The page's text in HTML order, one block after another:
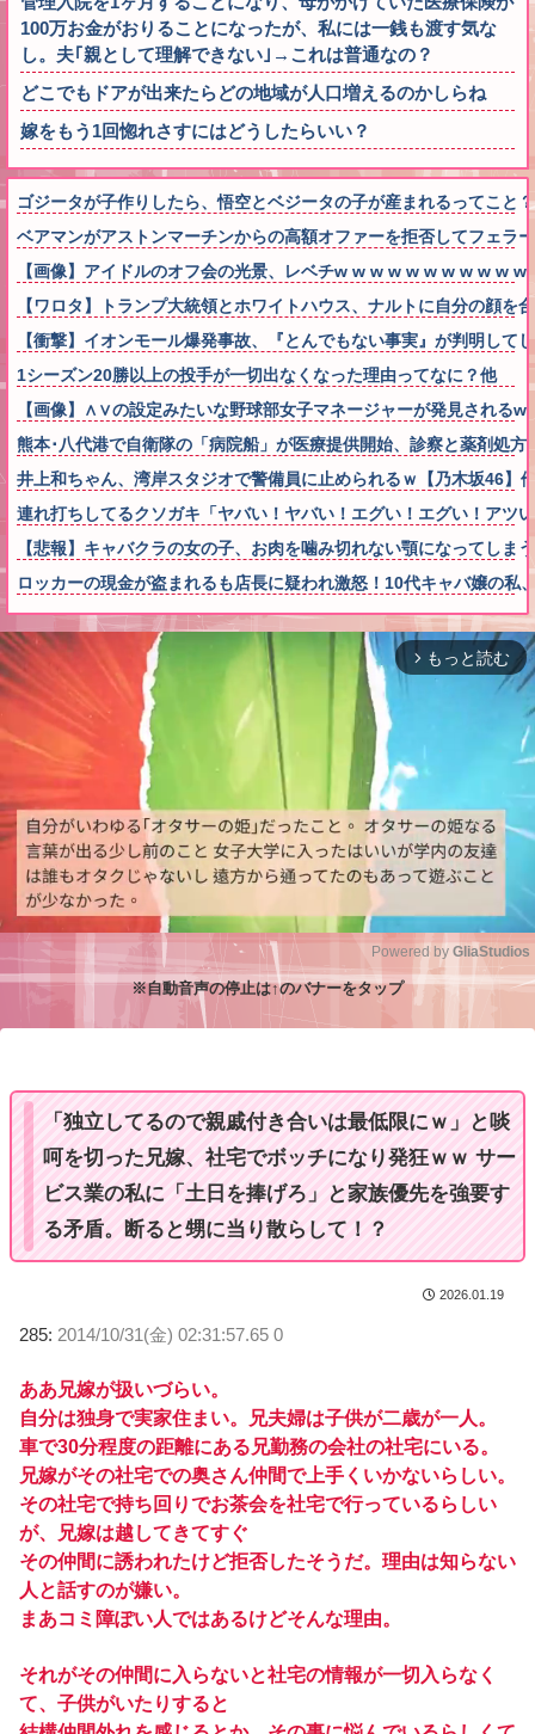
100万お金がおりることになったが、私には一銭も渡す気な
し。夫｢親として理解できない｣→これは普通なの？
どこでもドアが出来たらどの地域が人口増えるのかしらね
嫁をもう1回惚れさすにはどうしたらいい？
ゴジータが子作りしたら、悟空とベジータの子が産まれるってこと
ベアマンがアストンマーチンからの高額オファーを拒否してフェラ
【画像】アイドルのオフ会の光景、レベチw w w w w w w w w w w
【ワロタ】トランプ大統領とホワイトハウス、ナルトに自分の顔
【衝撃】イオンモール爆発事故、『とんでもない事実』が判明して
1シーズン20勝以上の投手が一切出なくなった理由ってなに？他
【画像】∧∨の設定みたいな野球部女子マネージャーが発見される
熊本･八代港で自衛隊の「病院船」が医療提供開始、診察と薬剤処
井上和ちゃん、湾岸スタジオで警備員に止められるｗ【乃木坂46】
連れ打ちしてるクソガキ「ヤバい！ヤバい！エグい！エグい！アツ
【悲報】キャバクラの女の子、お肉を噛み切れない顎になってしま
ロッカーの現金が盗まれるも店長に疑われ激怒！10代キャバ嬢の
arrow_forward_ios もっと読む
Powered by GliaStudios
※自動音声の停止は↑のバナーをタップ
「独立してるので親戚付き合いは最低限にｗ」と啖
呵を切った兄嫁、社宅でボッチになり発狂ｗｗ サー
ビス業の私に「土日を捧げろ」と家族優先を強要す
る矛盾。断ると甥に当り散らして！？
2026.01.19
285: 2014/10/31(金) 02:31:57.65 0
ああ兄嫁が扱いづらい。
自分は独身で実家住まい。兄夫婦は子供が二歳が一人。
車で30分程度の距離にある兄勤務の会社の社宅にいる。
兄嫁がその社宅での奥さん仲間で上手くいかないらしい。
その社宅で持ち回りでお茶会を社宅で行っているらしい
が、兄嫁は越してきてすぐ
その仲間に誘われたけど拒否したそうだ。理由は知らない
人と話すのが嫌い。
まあコミ障ぽい人ではあるけどそんな理由。
それがその仲間に入らないと社宅の情報が一切入らなく
て、子供がいたりすると